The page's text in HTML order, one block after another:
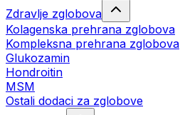
Zdravlje zglobova
Kolagenska prehrana zglobova
Kompleksna prehrana zglobova
Glukozamin
Hondroitin
MSM
Ostali dodaci za zglobove